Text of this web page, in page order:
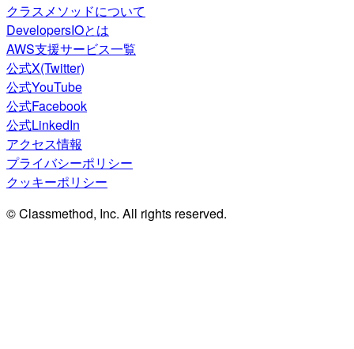
クラスメソッドについて
DevelopersIOとは
AWS支援サービス一覧
公式X(Twitter)
公式YouTube
公式Facebook
公式LinkedIn
アクセス情報
プライバシーポリシー
クッキーポリシー
© Classmethod, Inc. All rights reserved.